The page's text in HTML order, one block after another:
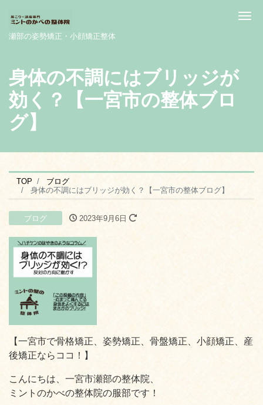
瀬部の姿勢矯正・小顔矯正整体
身体の不調にはブリッジが
効く？【一宮市の整体ブロ
グ】
TOP
ブログ
身体の不調にはブリッジが効く？【一宮市の整体ブログ】
ブログ 2023年9月6日
【一宮市で骨格矯正、姿勢矯正、骨盤矯正、小顔矯正、産
後矯正ならココ！】
こんにちは、一宮市瀬部の整体院、
ミントのかべの整体院の服部です！